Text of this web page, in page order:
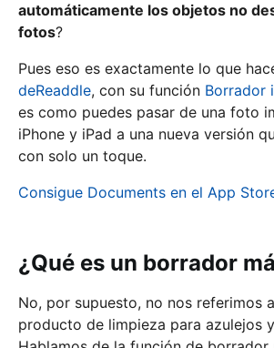
automáticamente los objetos no
fotos?
Pues eso es exactamente lo que
deReaddle, con su función Borrador
es como puedes pasar de una foto
iPhone y iPad a una nueva versión
con solo un toque.
Consigue Documents en el App
¿Qué es un borrador
No, por supuesto, no nos referimos
producto de limpieza para azulejos